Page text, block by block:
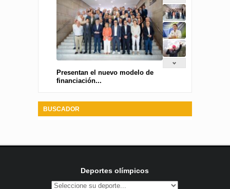
Presentan el nuevo modelo de
financiación...
BUSCADOR
Deportes olímpicos